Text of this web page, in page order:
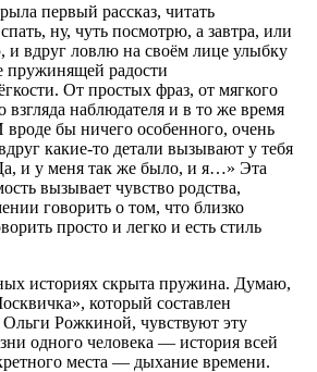
первый рассказ, читать
ну, чуть посмотрю, а завтра, или
и вдруг ловлю на своём лице улыбку
радости
От простых фраз, от мягкого
наблюдателя и в то же время
бы ничего особенного, очень
какие-то детали вызывают у тебя
и у меня так же было, и я…» Эта
вызывает чувство родства,
говорить о том, что близко
просто и легко и есть стиль
историях скрыта пружина. Думаю,
который составлен
Ольги Рожкиной, чувствуют эту
одного человека — история всей
места — дыхание времени.